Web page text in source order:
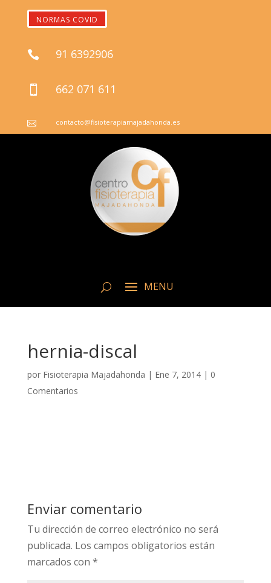
NORMAS COVID
 91 6392906
 662 071 611
 contacto@fisioterapiamajadahonda.es
hernia-discal
por Fisioterapia Majadahonda | Ene 7, 2014| 0
Comentarios
Enviar comentario
Tu dirección de correo electrónico no será
publicada. Los campos obligatorios están
marcados con *